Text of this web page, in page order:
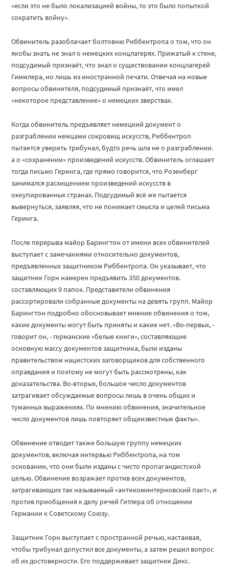
«если это не было локализацией войны, то это было попыткой
сократить войну».
Обвинитель разоблачает болтовню Риббентропа о том, что он
якобы знать не знал о немецких концлагерях. Прижатый к стене,
подсудимый признаёт, что знал о существовании концлагерей
Гиммлера, но лишь из иностранной печати. Отвечая на новые
вопросы обвинителя, подсудимый признаёт, что имел
«некоторое представление» о немецких зверствах.
Когда обвинитель предъявляет немецкий документ о
разграблении немцами сокровищ искусств, Риббентроп
пытается уверить трибунал, будто речь шла не о разграблении.
а о «сохранении» произведений искусств. Обвинитель оглашает
тогда письмо Геринга, где прямо говорится, что Розенберг
занимался расхищением произведений искусств в
оккупированных странах. Подсудимый всё же пытается
вывернуться, заявляя, что не понимает смысла и целей письма
Геринга.
После перерыва майор Барингтон от имени всех обвинителей
выступает с замечаниями относительно документов,
предъявленных защитником Риббентропа. Он указывает, что
защитник Горн намерен предъявить 350 документов.
составляющих 9 папок. Представители обвинения
рассортировали собранные документы на девять групп. Майор
Барингтон подробно обосновывает мнение обвинения о том,
какие документы могут быть приняты и какие нет. «Во-первых, -
говорит он, - германские «белые книги», составляющие
основную массу документов защитника, были изданы
правительством нацистских заговорщиков для собственного
оправдания и поэтому не могут быть рассмотрены, как
доказательства. Во-вторых, большое число документов
затрагивает обсуждаемые вопросы лишь в очень общих и
туманных выражениях. По мнению обвинения, значительное
число документов лишь повторяет общеизвестные факты».
Обвинение отводит также большую группу немецких
документов, включая интервью Риббентропа, на том
основании, что они были изданы с чисто пропагандистской
целью. Обвинение возражает против всех документов,
затрагивающих так называемый «антикоминтерновский пакт», и
против приобщения к делу речей Гитлера об отношении
Германии к Советскому Союзу.
Защитник Горн выступает с пространной речью, настаивая,
чтобы трибунал допустил все документы, а затем решил вопрос
об их достоверности. Его поддерживает защитник Дикс.